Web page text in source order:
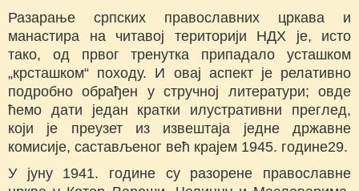
Разарање српских православних цркава и
манастира на читавој територији НДХ је, исто
тако, од првог тренутка припадало усташком
„крсташком“ походу. И овај аспект је релативно
подробно обрађен у стручној литератури; овде
ћемо дати један кратки илустративни преглед,
који је преузет из извештаја једне државне
комисије, састављеног већ крајем 1945. године29.
У јуну 1941. године су разорене православне